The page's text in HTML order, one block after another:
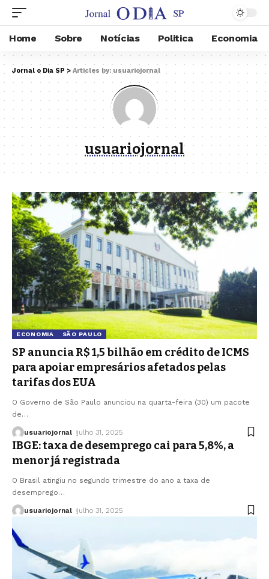
Home Sobre Notícias Politica Economia
Jornal o Dia SP > Articles by: usuariojornal
usuariojornal
ECONOMIA SÃO PAULO
SP anuncia R$ 1,5 bilhão em crédito de ICMS
para apoiar empresários afetados pelas
tarifas dos EUA
O Governo de São Paulo anunciou na quarta-feira (30) um pacote
de…
usuariojornal julho 31, 2025
IBGE: taxa de desemprego cai para 5,8%, a
menor já registrada
O Brasil atingiu no segundo trimestre do ano a taxa de
desemprego…
usuariojornal julho 31, 2025